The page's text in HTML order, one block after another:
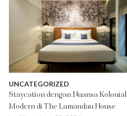
UNCATEGORIZED
Staycation dengan Nuansa Kolonial
Modern di The Lamandau House